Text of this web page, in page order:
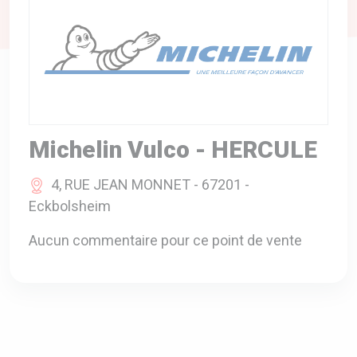
BIO & ENVIRONNEMENT
ENTREPRISE
ANIMAUX
Michelin Vulco - HERCULE
4, RUE JEAN MONNET - 67201 -
Eckbolsheim
Aucun commentaire pour ce point de vente